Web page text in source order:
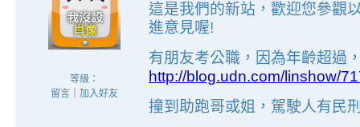
等級：
留言
加入好友
這是我們的新站，歡迎您參觀
進意見喔!
有朋友考公職，因為年齡超過
http://blog.udn.com/linshow/
撞到助跑哥或姐，駕駛人有民